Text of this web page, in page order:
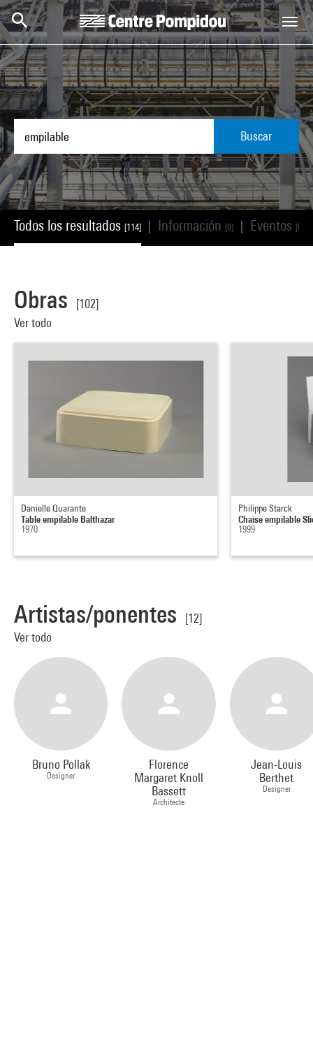
Skip to main content
Centre Pompidou
Buscar
Todos los resultados [114] Información [0] Eventos [0]
Obras
[102]
Ver todo
Danielle Quarante
Table empilable Balthazar
1970
Philippe Starck
Chaise empilable
1999
Artistas/ponentes
[12]
Ver todo
Bruno Pollak
Designer
Florence
Margaret Knoll
Bassett
Architecte
Jean-Louis
Berthet
Designer